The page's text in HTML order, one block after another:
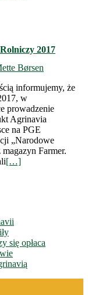
2017
Børsen
informujemy, że
w
prowadzenie
Agrinavia
na PGE
„Narodowe
Farmer.
[…]
się opłaca